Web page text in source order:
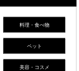
料理・食べ物
ペット
美容・コスメ